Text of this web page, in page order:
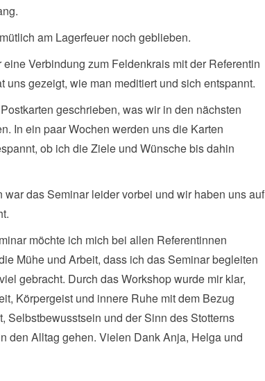
am Lagerfeuer noch geblieben.
Verbindung zum Feldenkrais mit der Referentin
uns gezeigt, wie man meditiert und sich entspannt.
geschrieben, was wir in den nächsten
In ein paar Wochen werden uns die Karten
ob ich die Ziele und Wünsche bis dahin
war das Seminar leider vorbei und wir haben uns auf
möchte ich mich bei allen Referentinnen
Mühe und Arbeit, dass ich das Seminar begleiten
gebracht. Durch das Workshop wurde mir klar,
Körpergeist und innere Ruhe mit dem Bezug
Selbstbewusstsein und der Sinn des Stotterns
den Alltag gehen. Vielen Dank Anja, Helga und